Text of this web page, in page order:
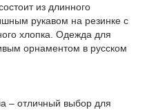
из длинного
рукавом на резинке с
хлопка. Одежда для
орнаментом в русском
– отличный выбор для